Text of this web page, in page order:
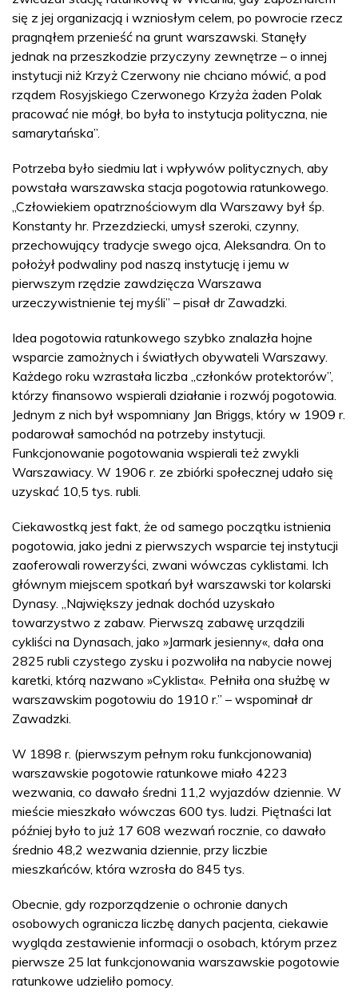
się z jej organizacją i wzniosłym celem, po powrocie rzecz
pragnąłem przenieść na grunt warszawski. Stanęły
jednak na przeszkodzie przyczyny zewnętrze – o innej
instytucji niż Krzyż Czerwony nie chciano mówić, a pod
rządem Rosyjskiego Czerwonego Krzyża żaden Polak
pracować nie mógł, bo była to instytucja polityczna, nie
samarytańska”.
Potrzeba było siedmiu lat i wpływów politycznych, aby
powstała warszawska stacja pogotowia ratunkowego.
„Człowiekiem opatrznościowym dla Warszawy był śp.
Konstanty hr. Przezdziecki, umysł szeroki, czynny,
przechowujący tradycje swego ojca, Aleksandra. On to
położył podwaliny pod naszą instytucję i jemu w
pierwszym rzędzie zawdzięcza Warszawa
urzeczywistnienie tej myśli” – pisał dr Zawadzki.
Idea pogotowia ratunkowego szybko znalazła hojne
wsparcie zamożnych i światłych obywateli Warszawy.
Każdego roku wzrastała liczba „członków protektorów”,
którzy finansowo wspierali działanie i rozwój pogotowia.
Jednym z nich był wspomniany Jan Briggs, który w 1909 r.
podarował samochód na potrzeby instytucji.
Funkcjonowanie pogotowania wspierali też zwykli
Warszawiacy. W 1906 r. ze zbiórki społecznej udało się
uzyskać 10,5 tys. rubli.
Ciekawostką jest fakt, że od samego początku istnienia
pogotowia, jako jedni z pierwszych wsparcie tej instytucji
zaoferowali rowerzyści, zwani wówczas cyklistami. Ich
głównym miejscem spotkań był warszawski tor kolarski
Dynasy. „Największy jednak dochód uzyskało
towarzystwo z zabaw. Pierwszą zabawę urządzili
cykliści na Dynasach, jako »Jarmark jesienny«, dała ona
2825 rubli czystego zysku i pozwoliła na nabycie nowej
karetki, którą nazwano »Cyklista«. Pełniła ona służbę w
warszawskim pogotowiu do 1910 r.” – wspominał dr
Zawadzki.
W 1898 r. (pierwszym pełnym roku funkcjonowania)
warszawskie pogotowie ratunkowe miało 4223
wezwania, co dawało średni 11,2 wyjazdów dziennie. W
mieście mieszkało wówczas 600 tys. ludzi. Piętnaści lat
później było to już 17 608 wezwań rocznie, co dawało
średnio 48,2 wezwania dziennie, przy liczbie
mieszkańców, która wzrosła do 845 tys.
Obecnie, gdy rozporządzenie o ochronie danych
osobowych ogranicza liczbę danych pacjenta, ciekawie
wygląda zestawienie informacji o osobach, którym przez
pierwsze 25 lat funkcjonowania warszawskie pogotowie
ratunkowe udzieliło pomocy.